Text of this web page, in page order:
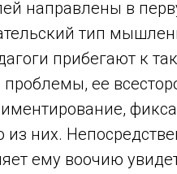
направлены в
тип
прибегают к
ее
них.
ему воочию